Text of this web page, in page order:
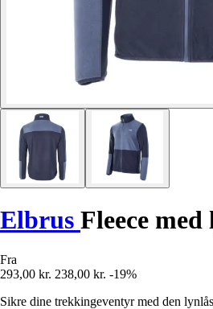
Elbrus Fleece
Fra
293,00 kr. 238,00 kr. -19%
Sikre dine trekkingeventyr med den